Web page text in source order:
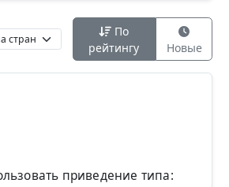
По
рейтингу
Новые
приведение типа: